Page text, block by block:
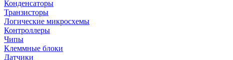
Конденсаторы
Транзисторы
Логические микросхемы
Контроллеры
Чипы
Клеммные блоки
Датчики